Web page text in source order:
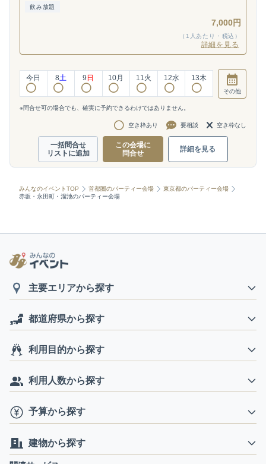
飲み放題
7,000円
（1人あたり・税込）
詳細を見る
今日 8土 9 日 10月 11火 12水 13木
その他
※問合せ可の場合でも、確実に予約できるわけではありません。
空き枠あり 要相談 空き枠なし
一括問合せ
リストに追加
この会場に
問合せ
詳細を見る
みんなのイベントTOP 首都圏のパーティー会場
東京都のパーティー会場
赤坂・永田町・溜池のパーティー会場
主要エリアから探す
都道府県から探す
利用目的から探す
利用人数から探す
予算から探す
建物から探す